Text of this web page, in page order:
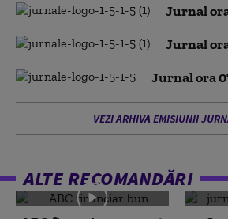
Jurnal
Jurnal
Jurnal ora
VEZI ARHIVA EMISIUNII
ALTE RECOMANDĂRI